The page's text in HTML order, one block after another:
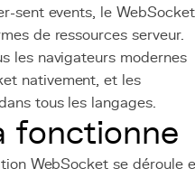
sent events, le WebSocket
de ressources serveur.
les navigateurs modernes
nativement, et les
tous les langages.
fonctionne
WebSocket se déroule